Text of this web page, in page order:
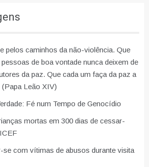
pelos caminhos da não-violência. Que
de boa vontade nunca deixem de
da paz. Que cada um faça da paz a
(Papa Leão XIV)
Fé num Tempo de Genocídio
mortas em 300 dias de cessar-
se com vítimas de abusos durante visita